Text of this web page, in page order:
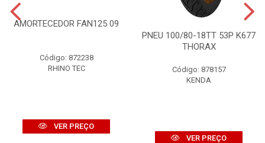
AMORTECEDOR FAN125 09
Código: 872238
RHINO TEC
VER PREÇO
PNEU 100/80-18TT 53P K677
THORAX
Código: 878157
KENDA
VER PREÇO